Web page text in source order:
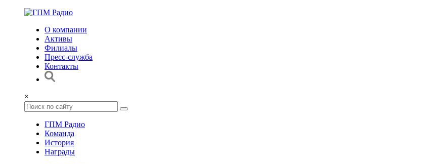
О компании
Активы
Филиалы
Пресс-служба
Контакты
×
ГПМ Радио
Команда
История
Награды